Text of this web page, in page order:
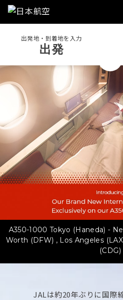
出発地・到着地を入力
出発
A350-1000 Tokyo (Haneda) -
Worth (DFW) , Los Angeles
(CDG)
JALは約20年ぶりに国際